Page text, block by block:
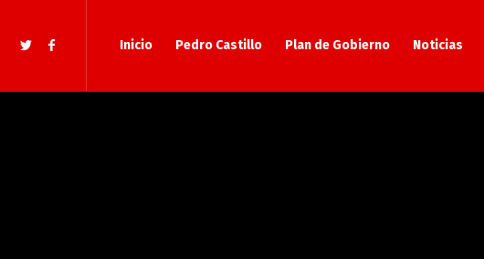
Inicio Pedro Castillo Plan de Gobierno Noticias